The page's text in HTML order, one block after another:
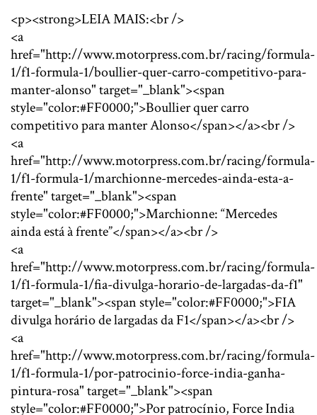
<p><strong>LEIA MAIS:<br />
<a
href="http://www.motorpress.com.br/racing/formula-
1/f1-formula-1/boullier-quer-carro-competitivo-para-
manter-alonso" target="_blank"><span
style="color:#FF0000;">Boullier quer carro
competitivo para manter Alonso</span></a><br />
<a
href="http://www.motorpress.com.br/racing/formula-
1/f1-formula-1/marchionne-mercedes-ainda-esta-a-
frente" target="_blank"><span
style="color:#FF0000;">Marchionne: “Mercedes
ainda está à frente”</span></a><br />
<a
href="http://www.motorpress.com.br/racing/formula-
1/f1-formula-1/fia-divulga-horario-de-largadas-da-f1"
target="_blank"><span style="color:#FF0000;">FIA
divulga horário de largadas da F1</span></a><br />
<a
href="http://www.motorpress.com.br/racing/formula-
1/f1-formula-1/por-patrocinio-force-india-ganha-
pintura-rosa" target="_blank"><span
style="color:#FF0000;">Por patrocínio, Force India